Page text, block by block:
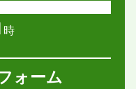
時
ォーム